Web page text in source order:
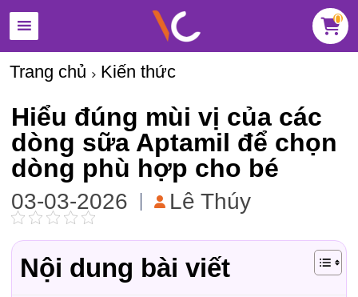
0
Trang chủ Kiến thức
Hiểu đúng mùi vị của các
dòng sữa Aptamil để chọn
dòng phù hợp cho bé
03-03-2026 Lê Thúy
Nội dung bài viết